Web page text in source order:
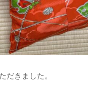
だきました。